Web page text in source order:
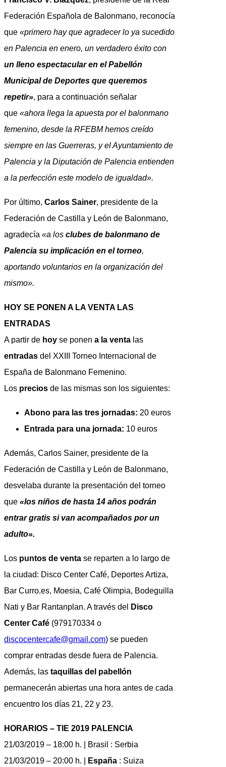
Federación Española de Balonmano, reconocía
que «primero hay que agradecer lo ya sucedido
en Palencia en enero, un verdadero éxito con
un lleno espectacular en el Pabellón
Municipal de Deportes que queremos
repetir», para a continuación señalar
que «ahora llega la apuesta por el balonmano
femenino, desde la RFEBM hemos creído
siempre en las Guerreras, y el Ayuntamiento de
Palencia y la Diputación de Palencia entienden
a la perfección este modelo de igualdad».
Por último, Carlos Sainer, presidente de la
Federación de Castilla y León de Balonmano,
agradecía «a los clubes de balonmano de
Palencia su implicación en el torneo,
aportando voluntarios en la organización del
mismo».
HOY SE PONEN A LA VENTA LAS
ENTRADAS
A partir de hoy se ponen a la venta las
entradas del XXIII Torneo Internacional de
España de Balonmano Femenino.
Los precios de las mismas son los siguientes:
Abono para las tres jornadas: 20 euros
Entrada para una jornada: 10 euros
Además, Carlos Sainer, presidente de la
Federación de Castilla y León de Balonmano,
desvelaba durante la presentación del torneo
que «los niños de hasta 14 años podrán
entrar gratis si van acompañados por un
adulto».
Los puntos de venta se reparten a lo largo de
la ciudad: Disco Center Café, Deportes Artiza,
Bar Curro.es, Moesia, Café Olimpia, Bodeguilla
Nati y Bar Rantanplan. A través del
Disco
Center Café (979170334 o
discocentercafe@gmail.com) se pueden
comprar entradas desde fuera de Palencia.
Además, las taquillas del pabellón
permanecerán abiertas una hora antes de cada
encuentro los días 21, 22 y 23.
HORARIOS – TIE 2019 PALENCIA
21/03/2019 – 18:00 h. | Brasil : Serbia
21/03/2019 – 20:00 h. |
España : Suiza